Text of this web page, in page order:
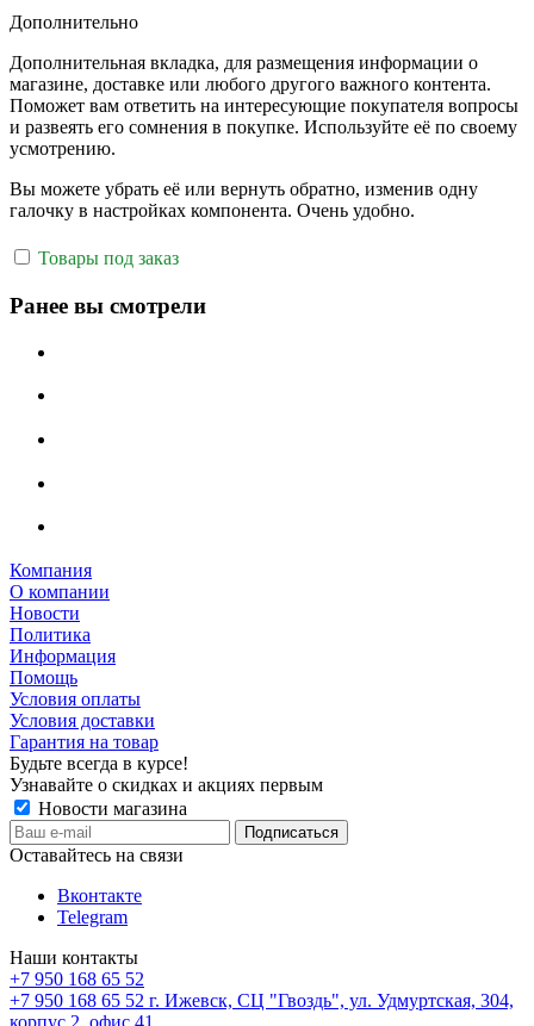
Дополнительно
Дополнительная вкладка, для размещения информации о
магазине, доставке или любого другого важного контента.
Поможет вам ответить на интересующие покупателя вопросы
и развеять его сомнения в покупке. Используйте её по своему
усмотрению.
Вы можете убрать её или вернуть обратно, изменив одну
галочку в настройках компонента. Очень удобно.
Товары под заказ
Ранее вы смотрели
Компания
О компании
Новости
Политика
Информация
Помощь
Условия оплаты
Условия доставки
Гарантия на товар
Будьте всегда в курсе!
Узнавайте о скидках и акциях первым
Новости магазина
Оставайтесь на связи
Вконтакте
Telegram
Наши контакты
+7 950 168 65 52
+7 950 168 65 52 г. Ижевск, СЦ "Гвоздь", ул. Удмуртская, 304,